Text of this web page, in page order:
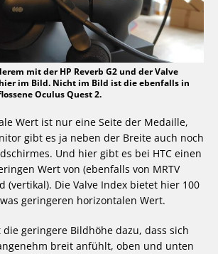
mit der HP Reverb G2 und der Valve
im Bild. Nicht im Bild ist die ebenfalls in
Oculus Quest 2.
Wert ist nur eine Seite der Medaille,
gibt es ja neben der Breite auch noch
Und hier gibt es bei HTC einen
Wert von (ebenfalls von MRTV
(vertikal). Die Valve Index bietet hier 100
geringeren horizontalen Wert.
geringere Bildhöhe dazu, dass sich
breit anfühlt, oben und unten